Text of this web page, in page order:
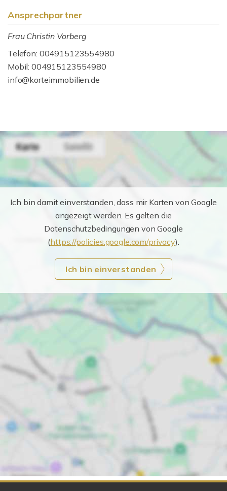
Ansprechpartner
Frau Christin Vorberg
Telefon: 004915123554980
Mobil: 004915123554980
info@korteimmobilien.de
Ich bin damit einverstanden, dass mir Karten von Google
angezeigt werden. Es gelten die
Datenschutzbedingungen von Google
(https://policies.google.com/privacy).
Ich bin einverstanden